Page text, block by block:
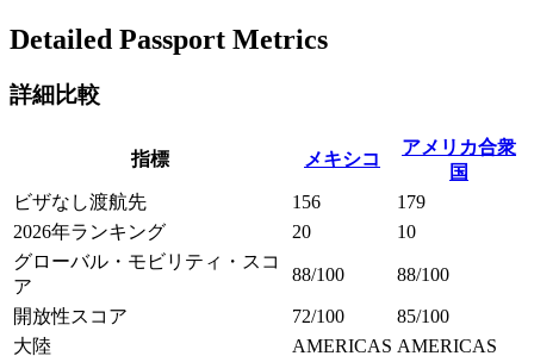
Detailed Passport Metrics
詳細比較
指標 メキシコ
アメリカ合衆
国
ビザなし渡航先
156
179
2026年ランキング
20
10
グローバル・モビリティ・スコ
ア
88/100 88/100
開放性スコア 72/100
85/100
大陸
AMERICAS AMERICAS